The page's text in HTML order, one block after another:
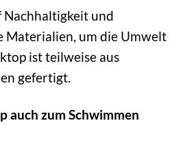
und
Materialien, um die Umwelt
ist teilweise aus
gefertigt.
auch zum Schwimmen